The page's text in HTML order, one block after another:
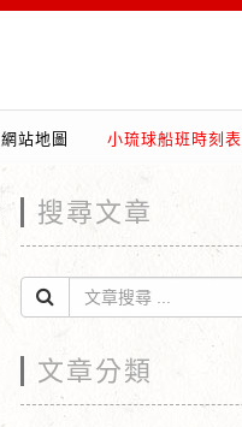
網站地圖 小琉球船班時刻表
搜尋文章
文章分類